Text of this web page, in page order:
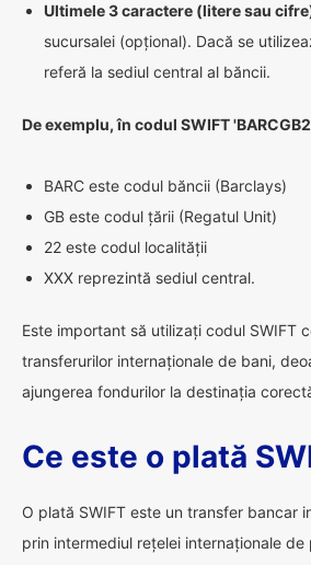
Ultimele 3 caractere (litere sau
sucursalei (opțional). Dacă se
referă la sediul central al băncii.
De exemplu, în codul SWIFT
BARC este codul băncii (Barclays)
GB este codul țării (Regatul Unit)
22 este codul localității
XXX reprezintă sediul central.
Este important să utilizați codul SWIFT
transferurilor internaționale de bani,
ajungerea fondurilor la destinația
Ce este o plată
O plată SWIFT este un transfer bancar
prin intermediul rețelei internaționale de